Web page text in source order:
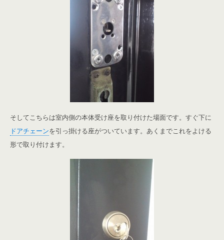
そしてこちらは室内側の本体受け座を取り付けた場面です。すぐ下に
ドアチェーンを引っ掛ける座がついています。あくまでこれをよける
形で取り付けます。